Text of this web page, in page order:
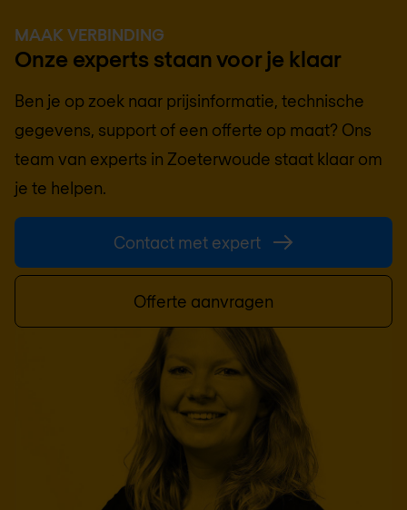
MAAK VERBINDING
Onze experts staan voor je klaar
Ben je op zoek naar prijsinformatie, technische
gegevens, support of een offerte op maat? Ons
team van experts in Zoeterwoude staat klaar om
je te helpen.
Contact met expert
Offerte aanvragen